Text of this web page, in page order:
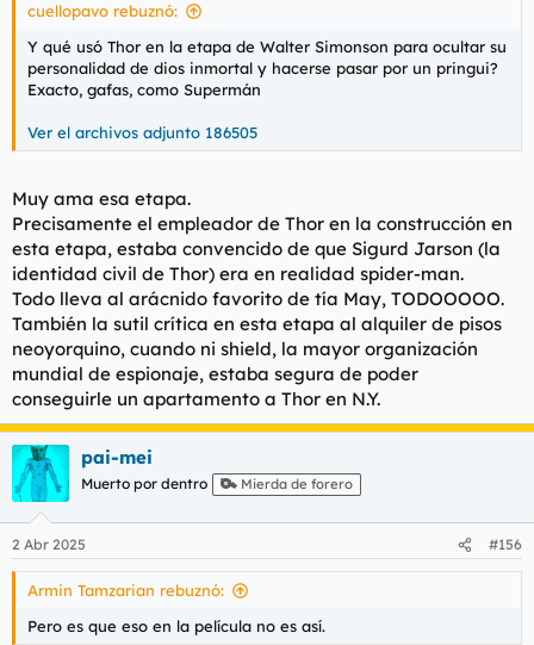
cuellopavo rebuznó:
Y qué usó Thor en la etapa de Walter Simonson para ocultar su
personalidad de dios inmortal y hacerse pasar por un pringui?
Exacto, gafas, como Supermán
Ver el archivos adjunto 186505
Muy ama esa etapa.
Precisamente el empleador de Thor en la construcción en
esta etapa, estaba convencido de que Sigurd Jarson (la
identidad civil de Thor) era en realidad spider-man.
Todo lleva al arácnido favorito de tía May, TODOOOOO.
También la sutil crítica en esta etapa al alquiler de pisos
neoyorquino, cuando ni shield, la mayor organización
mundial de espionaje, estaba segura de poder
conseguirle un apartamento a Thor en N.Y.
pai-mei
Muerto por dentro Mierda de forero
2 Abr 2025 #156
Armin Tamzarian rebuznó:
Pero es que eso en la película no es así.